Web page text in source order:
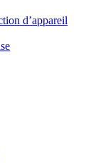
d’appareil